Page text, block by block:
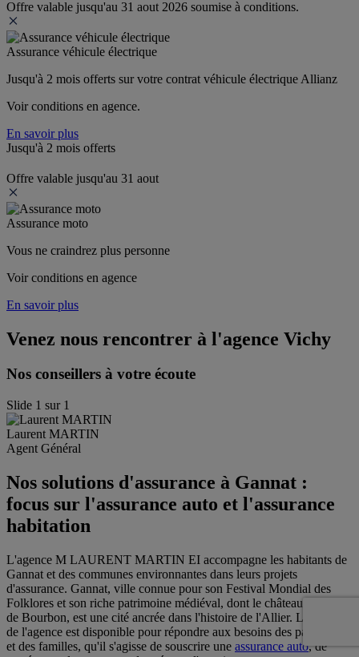
Offre valable jusqu'au 31 aout 2026 soumise à conditions.
Assurance véhicule électrique
Jusqu'à 2 mois offerts sur votre contrat véhicule électrique Allianz
Voir conditions en agence.
En savoir plus
Jusqu'à 2 mois offerts
Offre valable jusqu'au 31 aout
Assurance moto
Vous ne craindrez plus personne
Voir conditions en agence
En savoir plus
Venez nous rencontrer à l'agence Vichy
Nos conseillers à votre écoute
Slide 1 sur 1
Laurent MARTIN
Agent Général
Nos solutions d'assurance à Gannat :
focus sur l'assurance auto et l'assurance
habitation
L'agence M LAURENT MARTIN EI accompagne les habitants de
Gannat et des communes environnantes dans leurs projets
d'assurance. Gannat, ville connue pour son Festival Mondial des
Folklores et son riche patrimoine médiéval, dont le château des Ducs
de Bourbon, est une cité ancrée dans l'histoire de l'Allier. L'équipe
de l'agence est disponible pour répondre aux besoins des particuliers
et des familles, qu'il s'agisse de souscrire une assurance auto, de